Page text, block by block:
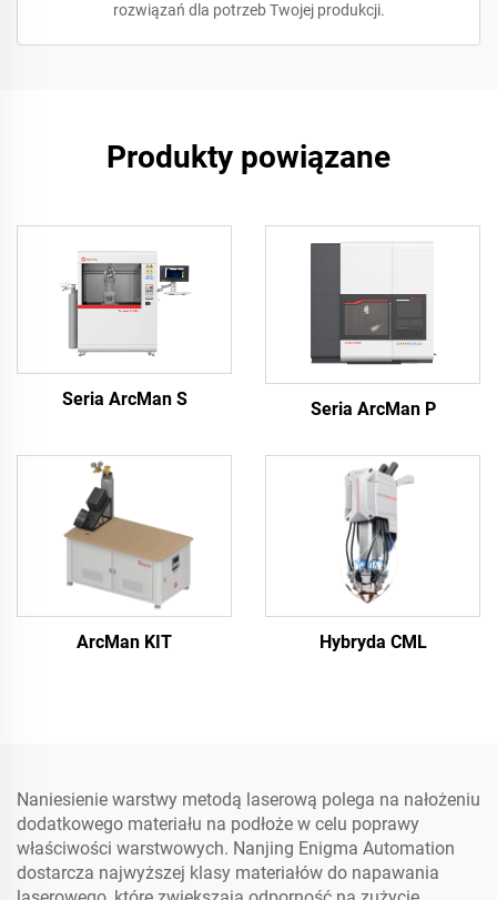
rozwiązań dla potrzeb Twojej produkcji.
Produkty powiązane
Seria ArcMan S Seria ArcMan P
ArcMan KIT Hybryda CML
Naniesienie warstwy metodą laserową polega na nałożeniu
dodatkowego materiału na podłoże w celu poprawy
właściwości warstwowych. Nanjing Enigma Automation
dostarcza najwyższej klasy materiałów do napawania